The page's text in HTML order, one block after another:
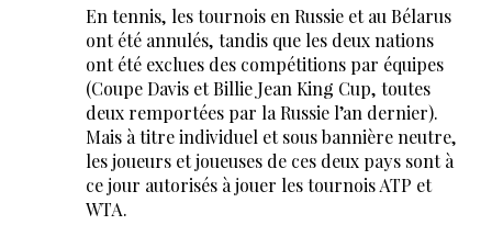
En tennis, les tournois en Russie et au Bélarus
ont été annulés, tandis que les deux nations
ont été exclues des compétitions par équipes
(Coupe Davis et Billie Jean King Cup, toutes
deux remportées par la Russie l’an dernier).
Mais à titre individuel et sous bannière neutre,
les joueurs et joueuses de ces deux pays sont à
ce jour autorisés à jouer les tournois ATP et
WTA.